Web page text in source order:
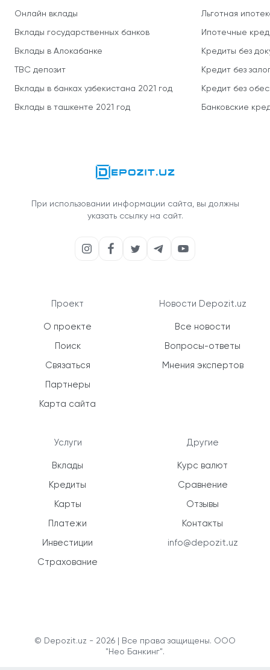
Онлайн вклады
Вклады государственных банков
Вклады в Алокабанке
TBC депозит
Вклады в банках узбекистана 2021 год
Вклады в ташкенте 2021 год
Льготная
Ипотечные
Кредиты без
Кредит без
Кредит без
Банковские
При использовании информации сайта, вы должны
указать ссылку на сайт.
Проект
О проекте
Поиск
Связаться
Партнеры
Карта сайта
Услуги
Вклады
Кредиты
Карты
Платежи
Инвестиции
Страхование
Новости Depozit.uz
Все новости
Вопросы-ответы
Мнения экспертов
Другие
Курс валют
Сравнение
Отзывы
Контакты
info@depozit.uz
© Depozit.uz - 2026 | Все права защищены. ООО
"Нео Банкинг".